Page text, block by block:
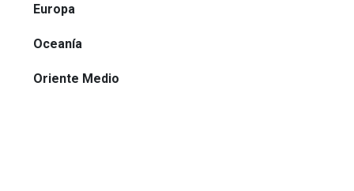
Europa
Oceanía
Oriente Medio